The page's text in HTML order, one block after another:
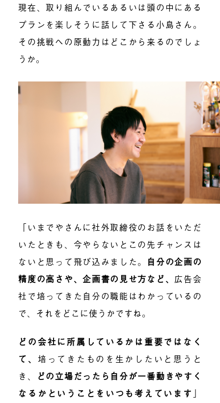
現在、取り組んでいるあるいは頭の中にある
プランを楽しそうに話して下さる小島さん。
その挑戦への原動力はどこから来るのでしょ
うか。
「いまでやさんに社外取締役のお話をいただ
いたときも、今やらないとこの先チャンスは
ないと思って飛び込みました。
自分の企画の
精度の高さや、企画書の見せ方など、 広告会
社で培ってきた自分の職能はわかっているの
で、それをどこに使うかですね。
どの会社に所属しているかは重要ではなく
て、 培ってきたものを生かしたいと思うと
き、
どの立場だったら自分が一番動きやすく
なるかということをいつも考えています 」